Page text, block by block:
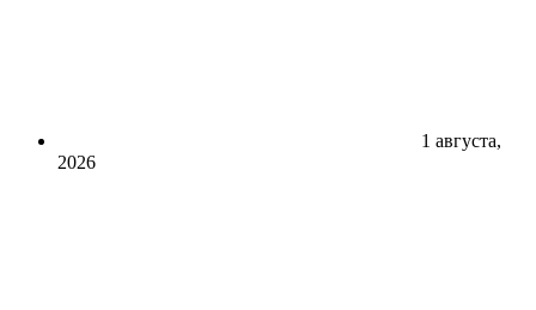
1 августа,
2026